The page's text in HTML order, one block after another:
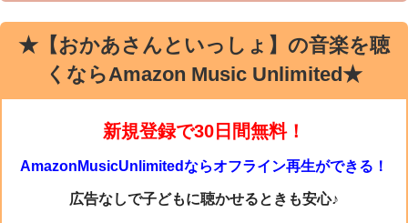
★【おかあさんといっしょ】の音楽を聴
くならAmazon Music Unlimited★
新規登録で30日間無料！
AmazonMusicUnlimitedならオフライン再生ができる！
広告なしで子どもに聴かせるときも安心♪